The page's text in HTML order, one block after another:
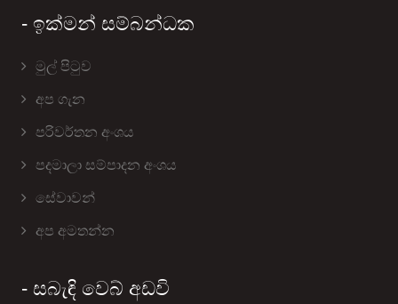
- ඉක්මන් සම්බන්ධක
මුල් පිටුව
අප ගැන
පරිවර්තන අංශය
පදමාලා සම්පාදන අංශය
සේවාවන්
අප අමතන්න
- සබැඳි වෙබ් අඩවි